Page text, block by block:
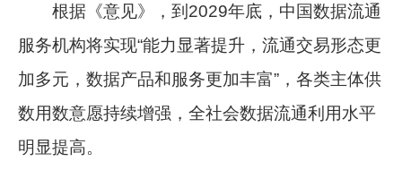
根据《意见》，到2029年底，中国数据流通
服务机构将实现“能力显著提升，流通交易形态更
加多元，数据产品和服务更加丰富”，各类主体供
数用数意愿持续增强，全社会数据流通利用水平
明显提高。